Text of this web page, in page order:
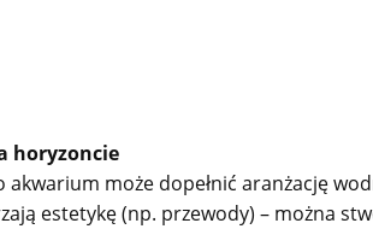
horyzoncie
akwarium może dopełnić aranżację
estetykę (np. przewody) – można